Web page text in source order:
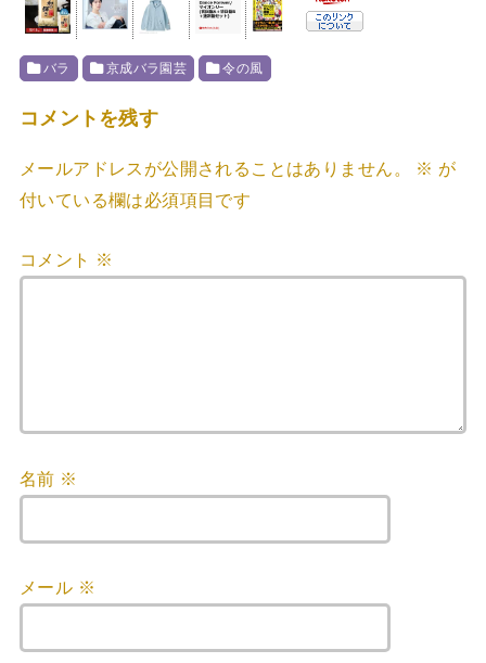
バラ 京成バラ園芸 令の風
コメントを残す
メールアドレスが公開されることはありません。 ※ が
付いている欄は必須項目です
コメント ※
名前 ※
メール ※